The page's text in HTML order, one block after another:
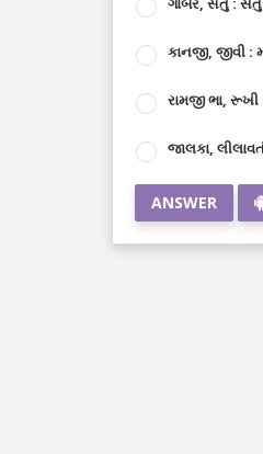
કાનજી, જીવી :
રામજી ભા, રૂખી
જાલકા,
ANSWER